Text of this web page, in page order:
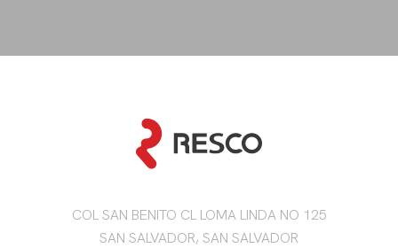
COL SAN BENITO CL LOMA LINDA NO 125
SAN SALVADOR, SAN SALVADOR